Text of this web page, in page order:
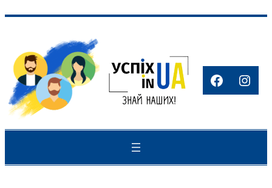
вмісту